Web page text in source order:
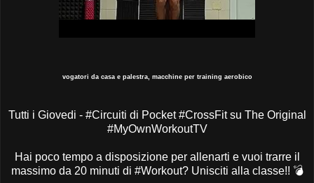
vogatori da casa e palestra, macchine per training aerobico
Tutti i Giovedi - #Circuiti di Pocket #CrossFit su The Original
#MyOwnWorkoutTV
Hai poco tempo a disposizione per allenarti e vuoi trarre il
massimo da 20 minuti di #Workout? Unisciti alla classe!! 💣